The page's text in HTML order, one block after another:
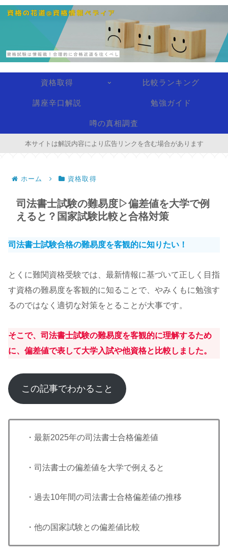
資格取得 比較ランキング
講座辛口解説 勉強ガイド
噂の真相調査
本サイトは解説内容により広告リンクを含む場合があります
ホーム 資格取得
司法書士試験の難易度▷偏差値を大学で例
えると？国家試験比較と合格対策
司法書士試験合格の難易度を客観的に知りたい！
とくに難関資格受験では、最新情報に基づいて正しく目指
す資格の難易度を客観的に知ることで、やみくもに勉強す
るのではなく適切な対策をとることが大事です。
そこで、司法書士試験の難易度を客観的に理解するため
に、偏差値で表して大学入試や他資格と比較しました。
この記事でわかること
・最新2025年の司法書士合格偏差値
・司法書士の偏差値を大学で例えると
・過去10年間の司法書士合格偏差値の推移
・他の国家試験との偏差値比較